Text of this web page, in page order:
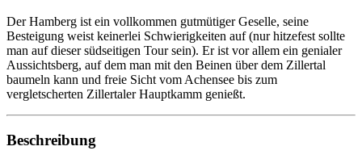
Der Hamberg ist ein vollkommen gutmütiger Geselle, seine
Besteigung weist keinerlei Schwierigkeiten auf (nur hitzefest sollte
man auf dieser südseitigen Tour sein). Er ist vor allem ein genialer
Aussichtsberg, auf dem man mit den Beinen über dem Zillertal
baumeln kann und freie Sicht vom Achensee bis zum
vergletscherten Zillertaler Hauptkamm genießt.
Beschreibung